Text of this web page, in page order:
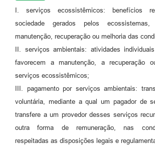
I. serviços ecossistêmicos: benefícios
sociedade gerados pelos
manutenção, recuperação ou melhoria das
II. serviços ambientais: atividades
favorecem a manutenção, a recuperação
serviços ecossistêmicos;
III. pagamento por serviços ambientais:
voluntária, mediante a qual um pagador de
transfere a um provedor desses serviços
outra forma de remuneração, nas
respeitadas as disposições legais e